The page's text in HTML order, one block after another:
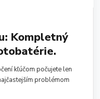
Kompletný
kľúčom počujete len
problémom